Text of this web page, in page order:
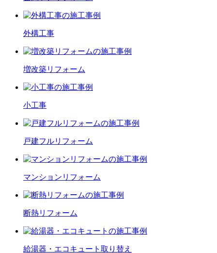
外構工事
増改築リフォーム
小工事
戸建フルリフォーム
マンション リフォーム
断熱リフォーム
給湯器・エコキュート 取り替え